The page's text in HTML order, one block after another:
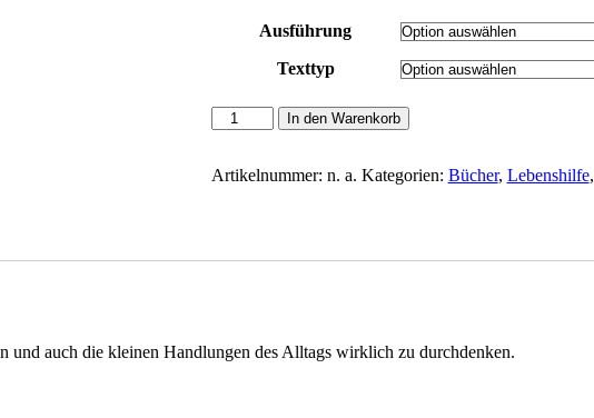
bis
5,00 €
Ausführung
Texttyp
Schaffer,
Ulrich:
weil
entscheidest
In den Warenkorb
Artikelnummer: n. a. Kategorien: Bücher, Lebenshilfe,
und auch die kleinen Handlungen des Alltags wirklich zu durchdenken.